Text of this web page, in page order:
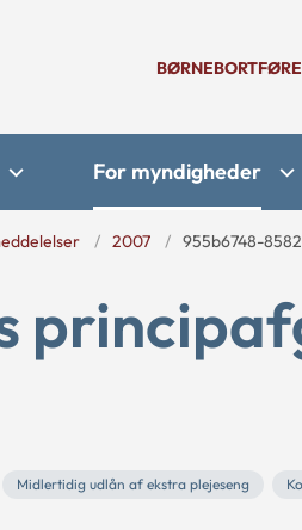
For myndigheder
2007 955b6748-
Midlertidig udlån af ekstra plejeseng